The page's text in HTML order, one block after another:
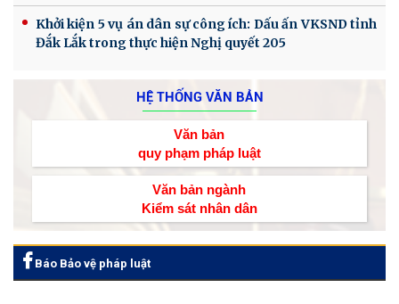
Khởi kiện 5 vụ án dân sự công ích: Dấu ấn VKSND tỉnh
Đắk Lắk trong thực hiện Nghị quyết 205
HỆ THỐNG VĂN BẢN
Văn bản
quy phạm pháp luật
Văn bản ngành
Kiểm sát nhân dân
Báo Bảo vệ pháp luật